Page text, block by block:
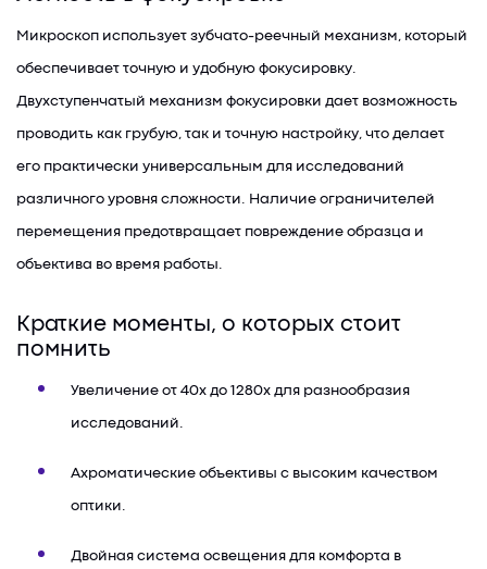
Микроскоп использует зубчато-реечный механизм, который
обеспечивает точную и удобную фокусировку.
Двухступенчатый механизм фокусировки дает возможность
проводить как грубую, так и точную настройку, что делает
его практически универсальным для исследований
различного уровня сложности. Наличие ограничителей
перемещения предотвращает повреждение образца и
объектива во время работы.
Краткие моменты, о которых стоит
помнить
Увеличение от 40х до 1280х для разнообразия
исследований.
Ахроматические объективы с высоким качеством
оптики.
Двойная система освещения для комфорта в